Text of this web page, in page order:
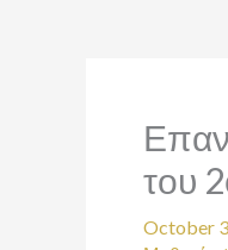
του
October